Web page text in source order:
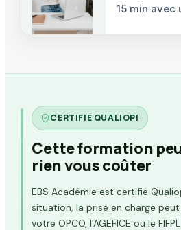
15 min avec
CERTIFIÉ QUALIOPI
Cette formation
rien vous coûter
EBS Académie est certifié
situation, la prise en charge
votre OPCO, l'AGEFICE ou le